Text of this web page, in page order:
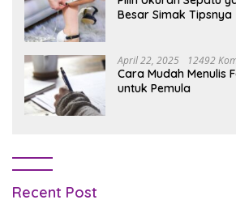
Besar Simak Tipsnya
April 22, 2025 12492
Cara Mudah Menulis
untuk Pemula
Recent Post